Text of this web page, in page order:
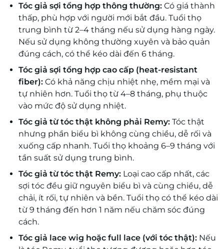
Tóc giả sợi tổng hợp thông thường: Có giá thành
thấp, phù hợp với người mới bắt đầu. Tuổi thọ
trung bình từ 2–4 tháng nếu sử dụng hàng ngày.
Nếu sử dụng không thường xuyên và bảo quản
đúng cách, có thể kéo dài đến 6 tháng.
Tóc giả sợi tổng hợp cao cấp (heat-resistant
fiber): Có khả năng chịu nhiệt nhẹ, mềm mại và
tự nhiên hơn. Tuổi thọ từ 4–8 tháng, phụ thuộc
vào mức độ sử dụng nhiệt.
Tóc giả từ tóc thật không phải Remy: Tóc thật
nhưng phần biểu bì không cùng chiều, dễ rối và
xuống cấp nhanh. Tuổi thọ khoảng 6–9 tháng với
tần suất sử dụng trung bình.
Tóc giả từ tóc thật Remy: Loại cao cấp nhất, các
sợi tóc đều giữ nguyên biểu bì và cùng chiều, dễ
chải, ít rối, tự nhiên và bền. Tuổi thọ có thể kéo dài
từ 9 tháng đến hơn 1 năm nếu chăm sóc đúng
cách.
Tóc giả lace wig hoặc full lace (với tóc thật): Nếu